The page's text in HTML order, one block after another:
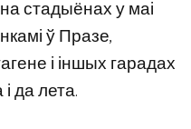
стадыёнах у маі
ў Празе,
і іншых гарадах
да лета.